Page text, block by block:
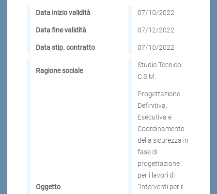
Data inizio validità 07/10/2022
Data fine validità 07/12/2022
Data stip. contratto 07/10/2022
Ragione sociale
Studio Tecnico
C.S.M.
Oggetto
Progettazione
Definitiva,
Esecutiva e
Coordinamento
della sicurezza in
fase di
progettazione
per i lavori di
“Interventi per il